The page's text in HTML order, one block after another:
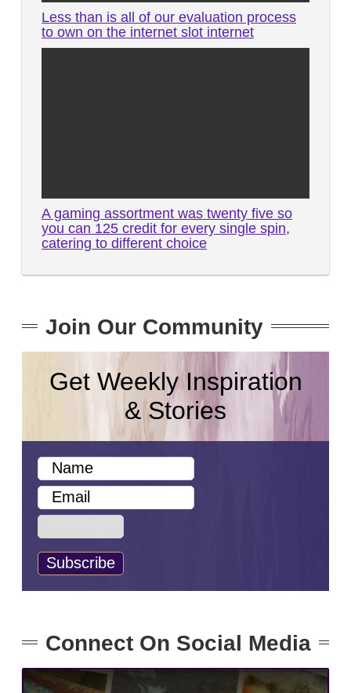
Less than is all of our evaluation process
to own on the internet slot internet
A gaming assortment was twenty five so
you can 125 credit for every single spin,
catering to different choice
Join Our Community
Get Weekly Inspiration
& Stories
Connect On Social Media